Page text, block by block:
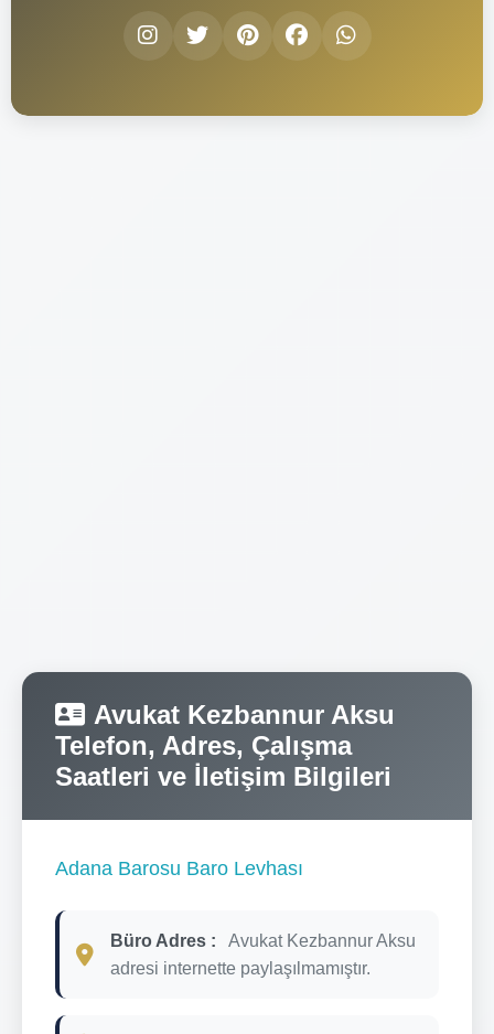
Avukat Kezbannur Aksu
Telefon, Adres, Çalışma
Saatleri ve İletişim Bilgileri
Adana Barosu Baro Levhası
Büro Adres :
Avukat Kezbannur Aksu
adresi internette paylaşılmamıştır.